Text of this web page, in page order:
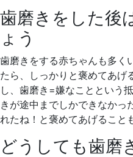
歯磨きをした後
ょう
歯磨きをする赤ちゃんも多く
たら、しっかりと褒めてあげ
し、歯磨き=嫌なことという
きが途中までしかできなかっ
れたね！と褒めてあげること
どうしても歯磨